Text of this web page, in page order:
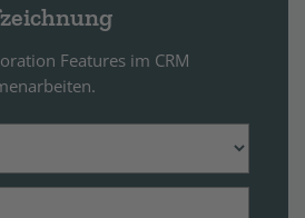
Features im CRM